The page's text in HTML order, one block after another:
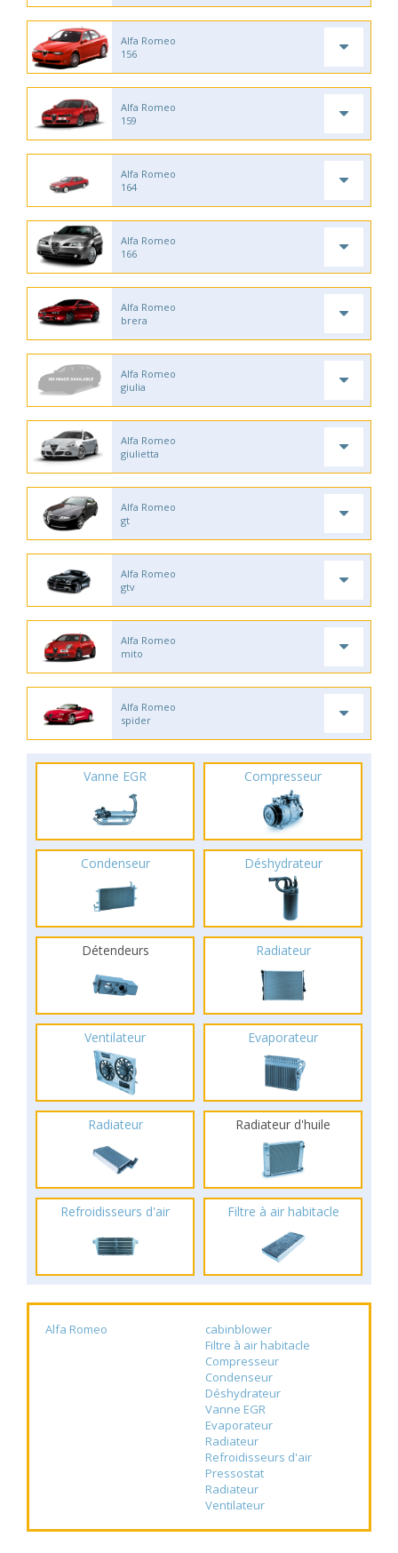
Alfa Romeo
156
Alfa Romeo
159
Alfa Romeo
164
Alfa Romeo
166
Alfa Romeo
brera
Alfa Romeo
giulia
Alfa Romeo
giulietta
Alfa Romeo
gt
Alfa Romeo
gtv
Alfa Romeo
mito
Alfa Romeo
spider
Vanne EGR Compresseur
Condenseur Déshydrateur
Détendeurs Radiateur
Ventilateur Evaporateur
Radiateur Radiateur d'huile
Refroidisseurs d'air Filtre à air habitacle
Alfa Romeo
cabinblower
Filtre à air habitacle
Compresseur
Condenseur
Déshydrateur
Vanne EGR
Evaporateur
Radiateur
Refroidisseurs d'air
Pressostat
Radiateur
Ventilateur